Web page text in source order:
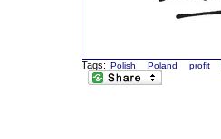
Tags: Polish Poland profit